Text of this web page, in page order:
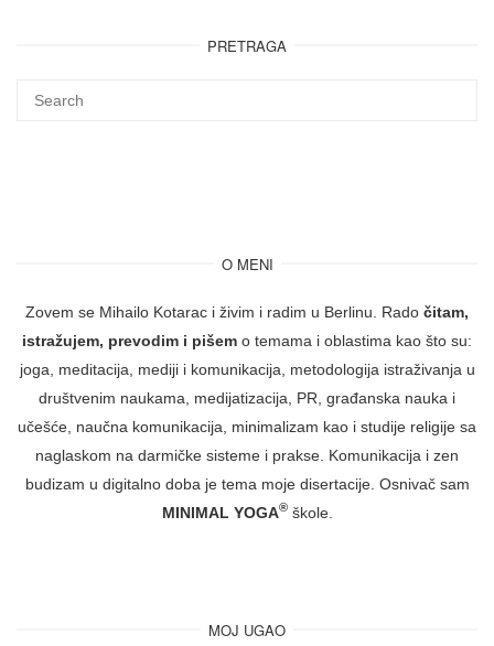
PRETRAGA
O MENI
Zovem se Mihailo Kotarac i živim i radim u Berlinu. Rado čitam,
istražujem, prevodim i pišem o temama i oblastima kao što su:
joga, meditacija, mediji i komunikacija, metodologija istraživanja u
društvenim naukama, medijatizacija, PR, građanska nauka i
učešće, naučna komunikacija, minimalizam kao i studije religije sa
naglaskom na darmičke sisteme i prakse. Komunikacija i zen
budizam u digitalno doba je tema moje disertacije. Osnivač sam
MINIMAL YOGA®škole.
MOJ UGAO